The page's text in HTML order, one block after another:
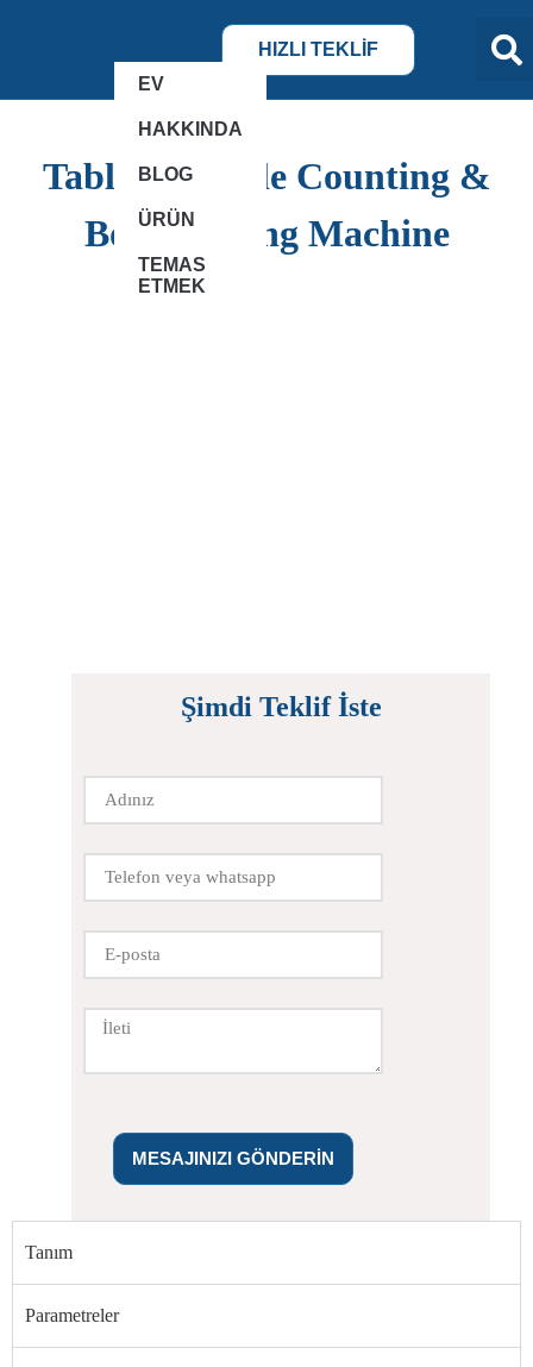
EV
HAKKINDA
BLOG
ÜRÜN
TEMAS
ETMEK
HIZLI TEKLİF
Tablet/Capsule Counting &
Bottle Filling Machine
Şimdi Teklif İste
MESAJINIZI GÖNDERIN
Tanım
Parametreler